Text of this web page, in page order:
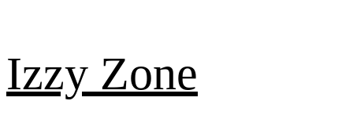
content
Izzy Zone